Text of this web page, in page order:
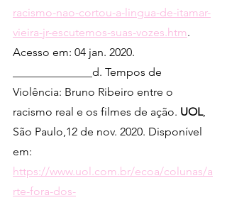
racismo-nao-cortou-a-lingua-de-itamar-
vieira-jr-escutemos-suas-vozes.htm.
Acesso em: 04 jan. 2020.
______________d. Tempos de
Violência: Bruno Ribeiro entre o
racismo real e os filmes de ação. UOL,
São Paulo,12 de nov. 2020. Disponível
em:
https://www.uol.com.br/ecoa/colunas/a
rte-fora-dos-